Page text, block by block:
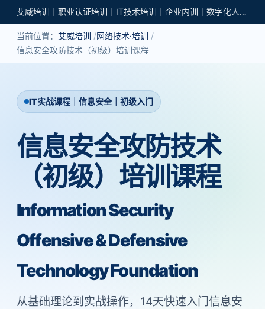
艾威培训｜职业认证培训｜IT技术培训｜企业内训｜数字化人才培养
当前位置： 艾威培训
网络技术·培训
信息安全攻防技术（初级）培训课程
IT实战课程｜信息安全｜初级入门
信息安全攻防技术
（初级）培训课程
Information Security
Offensive & Defensive
Technology Foundation
从基础理论到实战操作，14天快速入门信息安